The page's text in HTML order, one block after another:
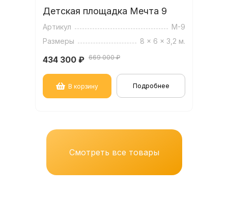
Детская площадка Мечта 9
Артикул
М-9
Размеры
8 x 6 x 3,2 м.
434 300 ₽ 669 000 ₽
В корзину Подробнее
Смотреть все товары